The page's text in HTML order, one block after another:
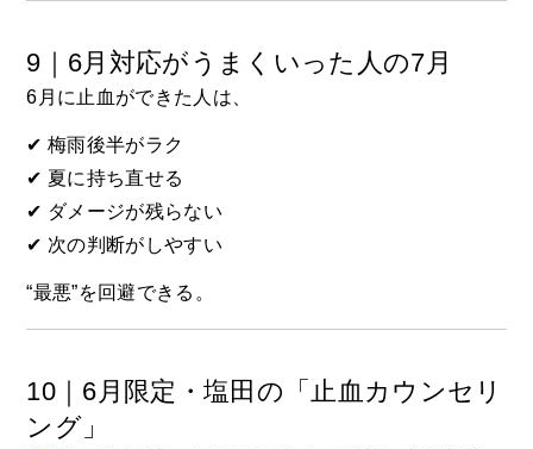
9｜6月対応がうまくいった人の7月
6月に止血ができた人は、
✔ 梅雨後半がラク
✔ 夏に持ち直せる
✔ ダメージが残らない
✔ 次の判断がしやすい
“最悪”を回避できる。
10｜6月限定・塩田の「止血カウンセリ
ング」